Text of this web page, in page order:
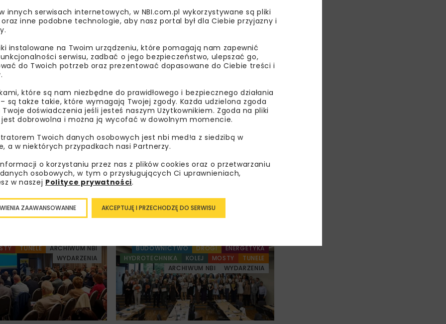
wiedzieć więcej?
się do newslettera aby otrzymywać od nas
informacje branżowe, zaproszenia na
atrakcyjne oferty i dedykowane akcje
em się zPolityką PrywatnościiRegulaminemoraz
zgodę na otrzymywanie na podany przeze mnie adres e-
TUNELE
ARCHIWUM NBI
WYDARZENIA
BUDOWNICTWO DROGI
ENERGETYKA
HYDROTECHNIKA
KOLEJ MOSTY
TUNELE
ARCHIWUM NBI
WYDARZENIA
innych serwisach internetowych, w NBI.com.pl wykorzystywane są pliki
inne podobne technologie, aby nasz portal był dla Ciebie przyjazny i
instalowane na Twoim urządzeniu, które pomagają nam zapewnić
serwisu, zadbać o jego bezpieczeństwo, ulepszać go,
do Twoich potrzeb oraz prezentować dopasowane do Ciebie treści i
które są nam niezbędne do prawidłowego i bezpiecznego działania
są także takie, które wymagają Twojej zgody. Każda udzielona zgoda
doświadczenia jeśli jesteś naszym Użytkownikiem. Zgoda na pliki
dobrowolna i można ją wycofać w dowolnym momencie.
Twoich danych osobowych jest nbi med!a z siedzibą w
a w niektórych przypadkach nasi Partnerzy.
o korzystaniu przez nas z plików cookies oraz o przetwarzaniu
osobowych, w tym o przysługujących Ci uprawnieniach,
w naszej Polityce prywatności.
AKCEPTUJĘ I PRZECHODZĘ DO SERWISU
ZAAWANSOWANNE